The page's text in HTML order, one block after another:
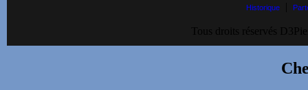
Historique|
Tous droits réservés